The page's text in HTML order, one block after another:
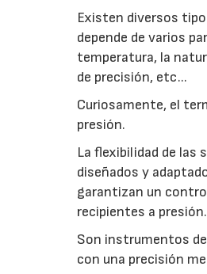
Existen diversos
depende de varios
temperatura, la
de precisión, etc...
Curiosamente, el
presión.
La flexibilidad de
diseñados y
garantizan un
recipientes a presión.
Son instrumentos
con una precisión